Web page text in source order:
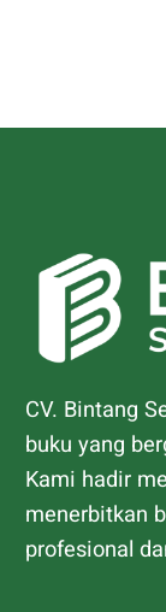
CV. Bintang
buku yang
Kami hadir
menerbitkan
profesional